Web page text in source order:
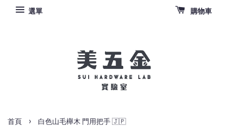
選單 購物車
首頁 › 白色山毛櫸木 門用把手 🇯🇵